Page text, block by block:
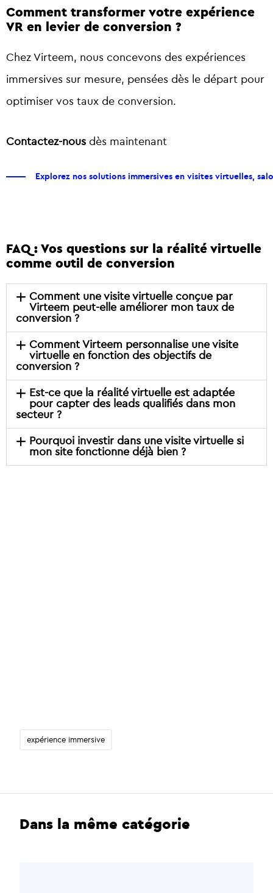
Comment transformer votre expérience
VR en levier de conversion ?
Chez Virteem, nous concevons des expériences
immersives sur mesure, pensées dès le départ pour
optimiser vos taux de conversion.
Contactez-nous dès maintenant
Explorez nos solutions immersives en visites virtuelles,
FAQ : Vos questions sur la réalité virtuelle
comme outil de conversion
Comment une visite virtuelle conçue par
Virteem peut-elle améliorer mon taux de
conversion ?
Comment Virteem personnalise une visite
virtuelle en fonction des objectifs de
conversion ?
Est-ce que la réalité virtuelle est adaptée
pour capter des leads qualifiés dans mon
secteur ?
Pourquoi investir dans une visite virtuelle si
mon site fonctionne déjà bien ?
expérience immersive
Dans la même catégorie